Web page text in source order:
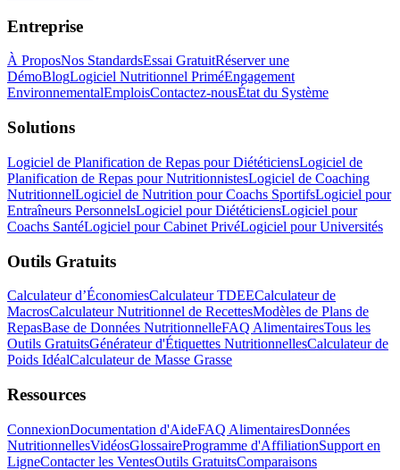
Entreprise
À ProposNos StandardsEssai GratuitRéserver une
DémoBlogLogiciel Nutritionnel PriméEngagement
EnvironnementalEmploisContactez-nousÉtat du Système
Solutions
Logiciel de Planification de Repas pour DiététiciensLogiciel de
Planification de Repas pour NutritionnistesLogiciel de Coaching
NutritionnelLogiciel de Nutrition pour Coachs SportifsLogiciel pour
Entraîneurs PersonnelsLogiciel pour DiététiciensLogiciel pour
Coachs SantéLogiciel pour Cabinet PrivéLogiciel pour Universités
Outils Gratuits
Calculateur d’ÉconomiesCalculateur TDEECalculateur de
MacrosCalculateur Nutritionnel de RecettesModèles de Plans de
RepasBase de Données NutritionnelleFAQ AlimentairesTous les
Outils GratuitsGénérateur d'Étiquettes NutritionnellesCalculateur de
Poids IdéalCalculateur de Masse Grasse
Ressources
ConnexionDocumentation d'AideFAQ AlimentairesDonnées
NutritionnellesVidéosGlossaireProgramme d'AffiliationSupport en
LigneContacter les VentesOutils GratuitsComparaisons